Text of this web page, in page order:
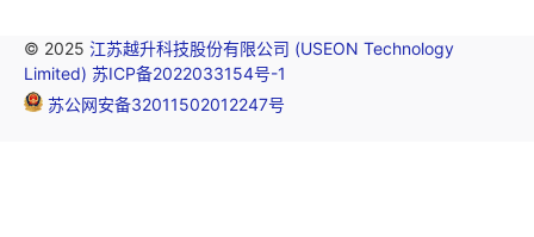
© 2025 江苏越升科技股份有限公司 (USEON Technology
Limited) 苏ICP备2022033154号-1
苏公网安备32011502012247号